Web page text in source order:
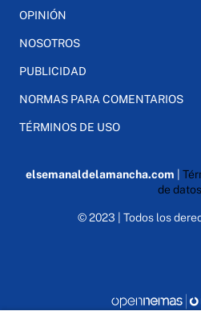
OPINIÓN
NOSOTROS
PUBLICIDAD
NORMAS PARA COMENTARIOS
TÉRMINOS DE USO
elsemanaldelamancha.com
de datos
© 2023 | Todos los